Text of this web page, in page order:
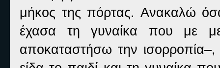
μήκος της πόρτας. Ανακαλώ
έχασα τη γυναίκα που με
αποκαταστήσω την ισορροπία–,